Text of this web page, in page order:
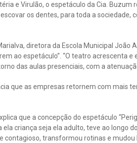
e Virulão, o espetáculo da Cia.
os dentes, para toda a sociedade,
diretora da Escola Municipal João
ao espetáculo”. “O teatro acrescenta e
das aulas presenciais, com a
que as empresas retornem com mais
que a concepção do espetáculo
criança seja ela adulto, teve ao longo
transformou rotinas e mudou